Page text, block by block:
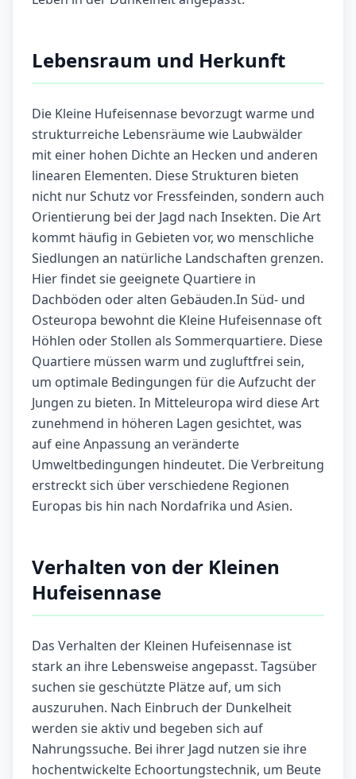
Lebensraum und Herkunft
Die Kleine Hufeisennase bevorzugt warme und
strukturreiche Lebensräume wie Laubwälder
mit einer hohen Dichte an Hecken und anderen
linearen Elementen. Diese Strukturen bieten
nicht nur Schutz vor Fressfeinden, sondern auch
Orientierung bei der Jagd nach Insekten. Die Art
kommt häufig in Gebieten vor, wo menschliche
Siedlungen an natürliche Landschaften grenzen.
Hier findet sie geeignete Quartiere in
Dachböden oder alten Gebäuden.In Süd- und
Osteuropa bewohnt die Kleine Hufeisennase oft
Höhlen oder Stollen als Sommerquartiere. Diese
Quartiere müssen warm und zugluftfrei sein,
um optimale Bedingungen für die Aufzucht der
Jungen zu bieten. In Mitteleuropa wird diese Art
zunehmend in höheren Lagen gesichtet, was
auf eine Anpassung an veränderte
Umweltbedingungen hindeutet. Die Verbreitung
erstreckt sich über verschiedene Regionen
Europas bis hin nach Nordafrika und Asien.
Verhalten von der Kleinen
Hufeisennase
Das Verhalten der Kleinen Hufeisennase ist
stark an ihre Lebensweise angepasst. Tagsüber
suchen sie geschützte Plätze auf, um sich
auszuruhen. Nach Einbruch der Dunkelheit
werden sie aktiv und begeben sich auf
Nahrungssuche. Bei ihrer Jagd nutzen sie ihre
hochentwickelte Echoortungstechnik, um Beute